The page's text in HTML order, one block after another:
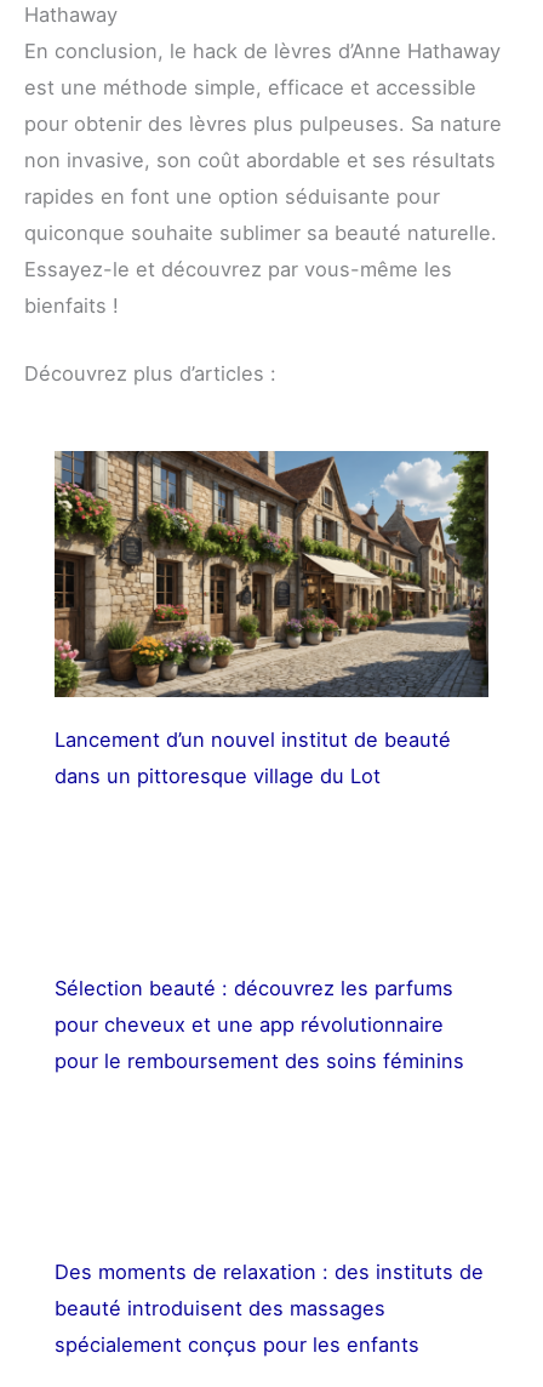
Hathaway
En conclusion, le hack de lèvres d’Anne Hathaway
est une méthode simple, efficace et accessible
pour obtenir des lèvres plus pulpeuses. Sa nature
non invasive, son coût abordable et ses résultats
rapides en font une option séduisante pour
quiconque souhaite sublimer sa beauté naturelle.
Essayez-le et découvrez par vous-même les
bienfaits !
Découvrez plus d’articles :
Lancement d’un nouvel institut de beauté
dans un pittoresque village du Lot
Sélection beauté : découvrez les parfums
pour cheveux et une app révolutionnaire
pour le remboursement des soins féminins
Des moments de relaxation : des instituts de
beauté introduisent des massages
spécialement conçus pour les enfants